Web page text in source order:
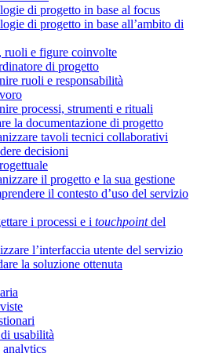
di progetto in base al focus
di progetto in base all’ambito di
ruoli e figure coinvolte
di progetto
ruoli e responsabilità
processi, strumenti e rituali
la documentazione di progetto
tavoli tecnici collaborativi
decisioni
il progetto e la sua gestione
il contesto d’uso del servizio
i processi e i touchpointdel
l’interfaccia utente del servizio
la soluzione ottenuta
usabilità